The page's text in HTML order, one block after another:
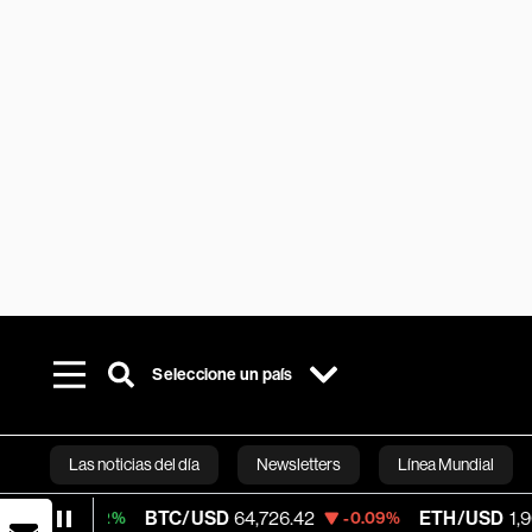
Seleccione un país
Las noticias del día Newsletters Línea Mundial
Bloomberg
BTC/USD 64,726.42 -0.09% ETH/USD 1,906.048 -